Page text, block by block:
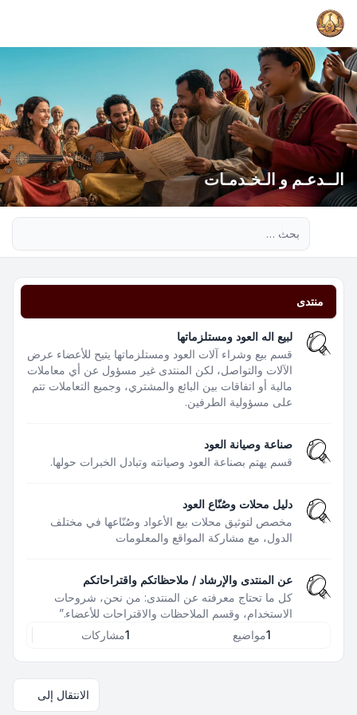
الــدعـم و الـخـدمـات
منتدى
لبيع اله العود ومستلزماتها
قسم بيع وشراء آلات العود ومستلزماتها يتيح للأعضاء عرض
الآلات والتواصل، لكن المنتدى غير مسؤول عن أي معاملات
مالية أو اتفاقات بين البائع والمشتري، وجميع التعاملات تتم
على مسؤولية الطرفين.
صناعة وصيانة العود
قسم يهتم بصناعة العود وصيانته وتبادل الخبرات حولها.
دليل محلات وصُنّاع العود
مخصص لتوثيق محلات بيع الأعواد وصُنّاعها في مختلف
الدول، مع مشاركة المواقع والمعلومات
عن المنتدى والإرشاد / ملاحظاتكم واقتراحاتكم
كل ما تحتاج معرفته عن المنتدى: من نحن، شروحات
الاستخدام، وقسم الملاحظات والاقتراحات للأعضاء.”
1مواضيع 1مشاركات
الانتقال إلى